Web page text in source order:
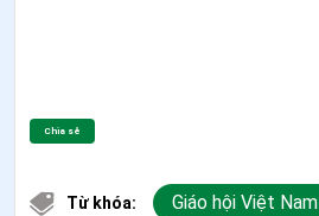
Chia sẻ
Từ khóa: Giáo hội Việt Nam